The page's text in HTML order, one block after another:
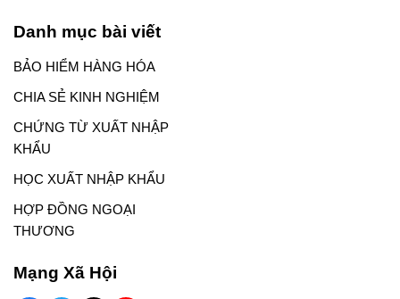
Danh mục bài viết
BẢO HIỂM HÀNG HÓA
CHIA SẺ KINH NGHIỆM
CHỨNG TỪ XUẤT NHẬP
KHẨU
HỌC XUẤT NHẬP KHẨU
HỢP ĐỒNG NGOẠI
THƯƠNG
Mạng Xã Hội